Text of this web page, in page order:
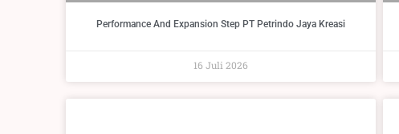
Performance And Expansion Step PT Petrindo Jaya Kreasi
16 Juli 2026